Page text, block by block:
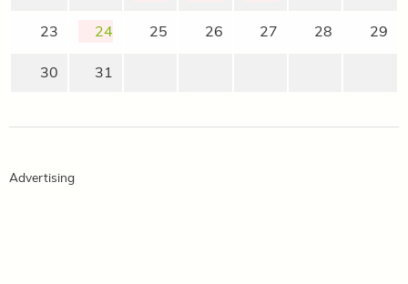
23 24 25 26 27 28 29
30 31
Advertising